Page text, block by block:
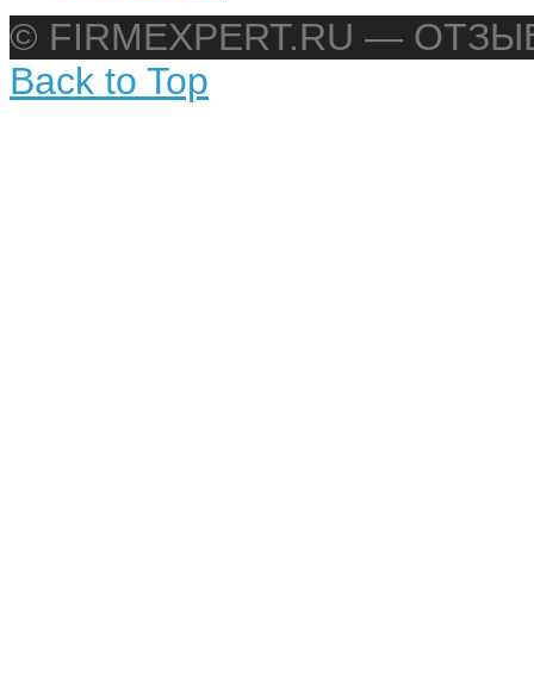
© FIRMEXPERT.RU —
Back to Top